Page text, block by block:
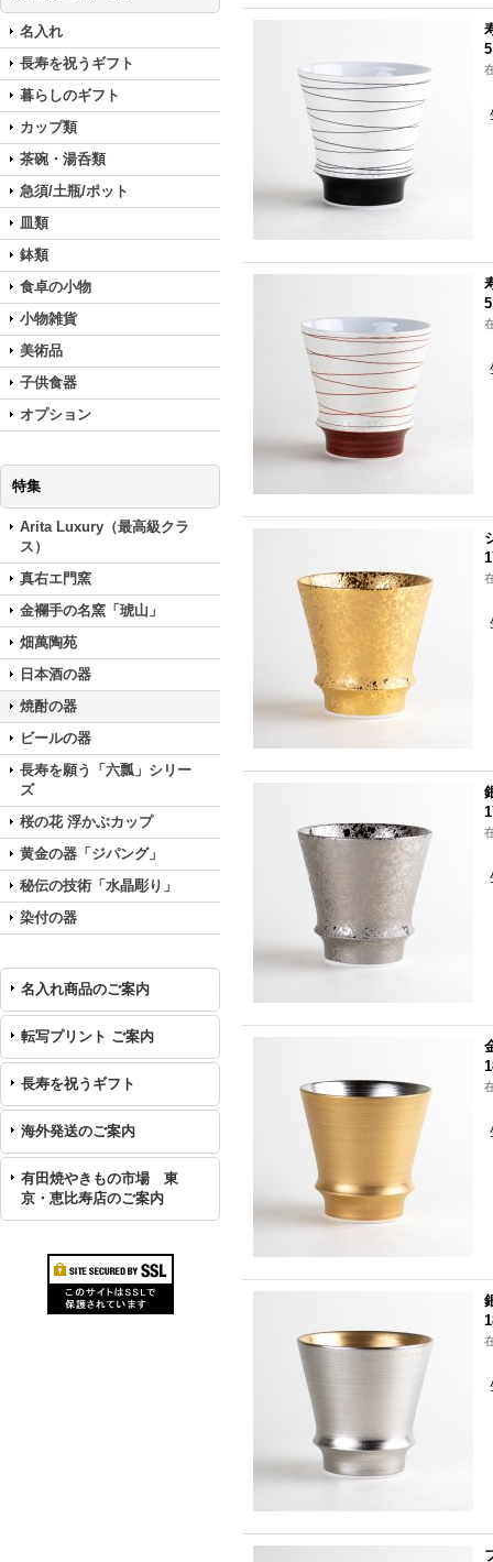
名入れ
長寿を祝うギフト
暮らしのギフト
カップ類
茶碗・湯呑類
急須/土瓶/ポット
皿類
鉢類
食卓の小物
小物雑貨
美術品
子供食器
オプション
特集
Arita Luxury（最高級クラ
ス）
真右エ門窯
金襴手の名窯「琥山」
畑萬陶苑
日本酒の器
焼酎の器
ビールの器
長寿を願う「六瓢」シリー
ズ
桜の花 浮かぶカップ
黄金の器「ジパング」
秘伝の技術「水晶彫り」
染付の器
名入れ商品のご案内
転写プリント ご案内
長寿を祝うギフト
海外発送のご案内
有田焼やきもの市場 東
京・恵比寿店のご案内